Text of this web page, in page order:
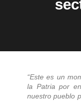
“Este es un
la Patria por
nuestro pueblo